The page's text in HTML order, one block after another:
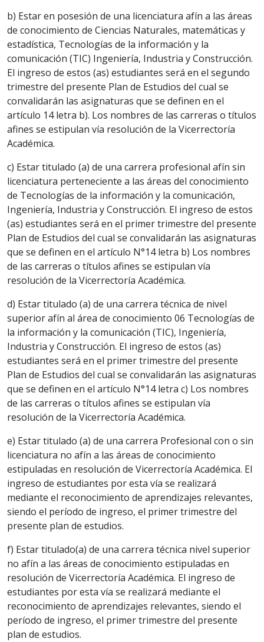
b) Estar en posesión de una licenciatura afín a las áreas
de conocimiento de Ciencias Naturales, matemáticas y
estadística, Tecnologías de la información y la
comunicación (TIC) Ingeniería, Industria y Construcción.
El ingreso de estos (as) estudiantes será en el segundo
trimestre del presente Plan de Estudios del cual se
convalidarán las asignaturas que se definen en el
artículo 14 letra b). Los nombres de las carreras o títulos
afines se estipulan vía resolución de la Vicerrectoría
Académica.
c) Estar titulado (a) de una carrera profesional afín sin
licenciatura perteneciente a las áreas del conocimiento
de Tecnologías de la información y la comunicación,
Ingeniería, Industria y Construcción. El ingreso de estos
(as) estudiantes será en el primer trimestre del presente
Plan de Estudios del cual se convalidarán las asignaturas
que se definen en el artículo N°14 letra b) Los nombres
de las carreras o títulos afines se estipulan vía
resolución de la Vicerrectoría Académica.
d) Estar titulado (a) de una carrera técnica de nivel
superior afín al área de conocimiento 06 Tecnologías de
la información y la comunicación (TIC), Ingeniería,
Industria y Construcción. El ingreso de estos (as)
estudiantes será en el primer trimestre del presente
Plan de Estudios del cual se convalidarán las asignaturas
que se definen en el artículo N°14 letra c) Los nombres
de las carreras o títulos afines se estipulan vía
resolución de la Vicerrectoría Académica.
e) Estar titulado (a) de una carrera Profesional con o sin
licenciatura no afín a las áreas de conocimiento
estipuladas en resolución de Vicerrectoría Académica. El
ingreso de estudiantes por esta vía se realizará
mediante el reconocimiento de aprendizajes relevantes,
siendo el período de ingreso, el primer trimestre del
presente plan de estudios.
f) Estar titulado(a) de una carrera técnica nivel superior
no afín a las áreas de conocimiento estipuladas en
resolución de Vicerrectoría Académica. El ingreso de
estudiantes por esta vía se realizará mediante el
reconocimiento de aprendizajes relevantes, siendo el
período de ingreso, el primer trimestre del presente
plan de estudios.